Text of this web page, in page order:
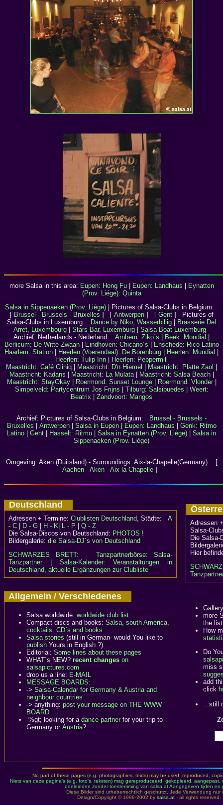
more Salsa in this area: Eupen: Hong Fu| Eupen: Landhaus
Eynatten
(Prov. Liége): Quinta
Salsa in Sippenaeken (Prov. Liége) | Pictures of Salsa-Clubs in Belgium:
[ Brussel - Brussels - Bruxelles ] [ Antwerpen] [ Gent] Pictures of
Salsa-Clubs in Luxemburg:
Dance by Niko, Wasserbillig
Brasserie Del
Arret, Luxembourg| Stars Bar, Luxemburg| Salsa Boat Luxemburg
Archief: Netherlands - Nederland: Arnhem: Ziko´s Beek: Mondial
Berlicum: De Witte Zwaan| Eindhoven: Chicano´s
Enschede: Rico Latino
Haarlem: Station
Heerlen (Voerendaal): De Borenburg Heerlen: Mundial
Heerlen: Tulip Inn
Heerlen: Peppermill
Maastricht: Café Cliniq
Maastricht: D'n Hiemel Maastricht: Platte Zaol
Maastricht: Kadans
Maastricht: La Mulata| Maastricht: Salsa Beach|
Maastricht: StayOkay| Roermond: Sunset Lounge| Roermond: Vlonder|
Simpelveld: Partycentrum Jos Frijns
Tilburg: Salsipuedes
Weert:
Beatrix
Zandvoort: Mangos
Archief: Pictures of Salsa-Clubs in Belgium:
Brussel - Brussels -
Bruxelles
Antwerpen| Salsa in Eupen| Eupen: Landhaus
Genk: Ritmo
Latino
Gent Hasselt: Ritmo Salsa in Eynatten (Prov. Liége)
Salsa in
Sippenaeken (Prov. Liége)
Omgeving: Aken (Duitsland) - Surroundings: Aix-la-Chapelle(Germany): [
Aachen - Aken - Aix-la-Chapelle]
Deutschland
Adressen + Termine: Clublisten Deutschland, Städte: A
- C
D - G H - K L - P
Q - Z
Die Salsa-Discos von Deutschland: PHOTOS !
Bildergalerie: die Salsa-DJ´s von Deutschland
SCHWARZES BRETT:
Tanzpartnerbörse: Salsa-
Tanzpartner| Salsa-Kalender: Veranstaltungen in
Deutschland, aktuelle Ergänzungen zur Clubliste
Adressen
Salsa-
Die
Hier
Allgemein / Verschiedenes
Salsa worldwide: worldwide club list
Compact discs and books: Salsa, south America,
cocktails: CD´s and books
Salsa stories (still in German- would You like to
publish Yours in English ?)
Editorial: Some lines about these pages
WHAT´s NEW? recent changes on
salsapictures.com
drop us a line: E-MAIL
MESSAGE BOARDS:
-> Salsa-Calendar for Germany & Austria and
neighbour countries
-> anything: post your message on THE WWW
BOARD
-%gt; looking for a dance partnerfor your trip to
Germany or Austria?
more
the
How
Do
miss
add
click
...still
No part of these pages (e.g. photographies, texts) may be used, reproduced,
Niets van deze pagina's (e.g. foto's, teksten) mag gereproduceerd, gekopieerd,
doeleinden zonder toestemming van salsa.at Aangegeven tijden
Diese Bilder sind urheberrechtlich geschützt. Jede Verwendung
Design/Copyright © 1998-2002 by salsa.at - all rights reserved.